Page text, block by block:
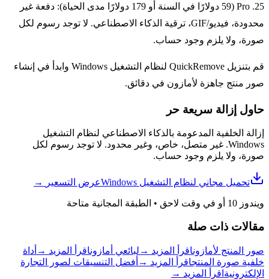
25. Pro (59 دولارًا في السنة أو 179 دولارًا مدى الحياة): دفعة غير
محدودة، فيديو/GIF، ترقية الذكاء الاصطناعي. لا توجد رسوم لكل
صورة، ولا يلزم وجود حساب.
قم بتنزيل QuickRemove لنظام التشغيل Windows وابدأ في إنشاء
صور منتج جاهزة لأمازون في دقائق.
حاول إزالة سريعة حر
إزالة الخلفية المدعومة بالذكاء الاصطناعي لنظام التشغيل
Windows. غير متصل، خاص، وغير محدود. لا توجد رسوم لكل
صورة، ولا يلزم وجود حساب.
تحميل مجاني لنظام التشغيل Windows عرض التسعير →
ويندوز 10 أو في وقت لاحق • الطبقة المجانية متاحة
مقالات ذات صلة
صور المنتج لأمازوناقرأ المزيد → لبائعي أمازوناقرأ المزيد → أداة
خلفية صورة المنتجاقرأ المزيد → أفضل التنسيقات لصور التجارة
الإلكترونية اقرأ المزيد →